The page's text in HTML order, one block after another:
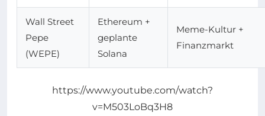
Wall Street
Pepe
(WEPE)
Ethereum +
geplante
Solana
Meme-Kultur +
Finanzmarkt
https://www.youtube.com/watch?
v=M503LoBq3H8